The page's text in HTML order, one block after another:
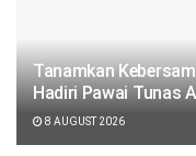
Tanamkan
Hadiri Pawai Tunas
8 AUGUST 2026